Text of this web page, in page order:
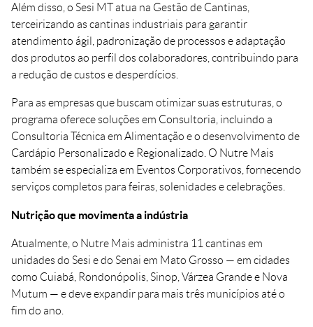
Além disso, o Sesi MT atua na Gestão de Cantinas,
terceirizando as cantinas industriais para garantir
atendimento ágil, padronização de processos e adaptação
dos produtos ao perfil dos colaboradores, contribuindo para
a redução de custos e desperdícios.
Para as empresas que buscam otimizar suas estruturas, o
programa oferece soluções em Consultoria, incluindo a
Consultoria Técnica em Alimentação e o desenvolvimento de
Cardápio Personalizado e Regionalizado. O Nutre Mais
também se especializa em Eventos Corporativos, fornecendo
serviços completos para feiras, solenidades e celebrações.
Nutrição que movimenta a indústria
Atualmente, o Nutre Mais administra 11 cantinas em
unidades do Sesi e do Senai em Mato Grosso — em cidades
como Cuiabá, Rondonópolis, Sinop, Várzea Grande e Nova
Mutum — e deve expandir para mais três municípios até o
fim do ano.